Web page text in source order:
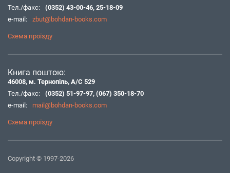
Тел./факс:
(0352) 43-00-46, 25-18-09
e-mail:
zbut@bohdan-books.com
Схема проїзду
Книга поштою:
46008, м. Тернопіль, А/С 529
Тел./факс:
(0352) 51-97-97, (067) 350-18-70
e-mail:
mail@bohdan-books.com
Схема проїзду
Copyright © 1997-2026